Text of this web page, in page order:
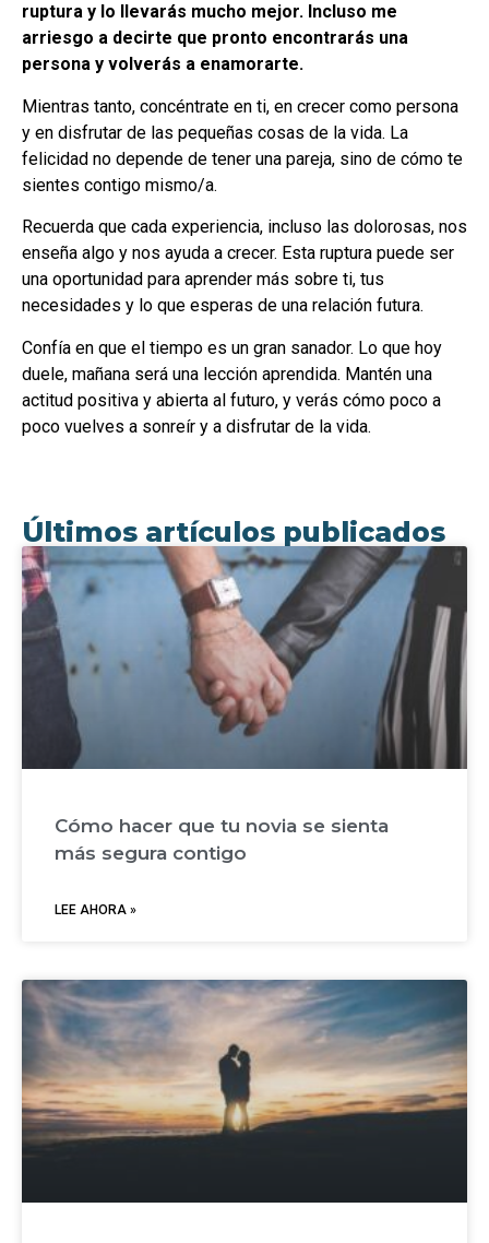
ruptura y lo llevarás mucho mejor. Incluso me
arriesgo a decirte que pronto encontrarás una
persona y volverás a enamorarte.
Mientras tanto, concéntrate en ti, en crecer como persona
y en disfrutar de las pequeñas cosas de la vida. La
felicidad no depende de tener una pareja, sino de cómo te
sientes contigo mismo/a.
Recuerda que cada experiencia, incluso las dolorosas, nos
enseña algo y nos ayuda a crecer. Esta ruptura puede ser
una oportunidad para aprender más sobre ti, tus
necesidades y lo que esperas de una relación futura.
Confía en que el tiempo es un gran sanador. Lo que hoy
duele, mañana será una lección aprendida. Mantén una
actitud positiva y abierta al futuro, y verás cómo poco a
poco vuelves a sonreír y a disfrutar de la vida.
Últimos artículos publicados
Cómo hacer que tu novia se sienta
más segura contigo
LEE AHORA »